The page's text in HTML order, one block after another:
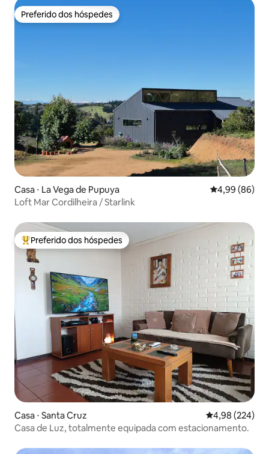
Preferido dos hóspedes
Preferido dos hóspedes
Casa ⋅ La Vega de Pupuya 4,99 de uma
4,99 (86)
Loft Mar Cordilheira / Starlink
Entre os melhores preferidos dos hóspedes
Preferido dos hóspedes
Casa ⋅ Santa Cruz 4,98 de uma
4,98 (224)
Casa de Luz, totalmente equipada com estacionamento.